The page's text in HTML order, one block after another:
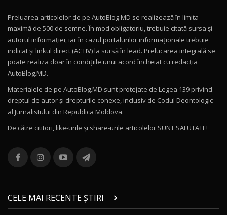
Mercedes-AMG E 53 HYBRID 4MATIC+ / Test
Drive AutoBlog.MD
16:27
11
Noul Volvo ES90 / Test Drive AutoBlog.MD
12
Noul MG HS / Test Drive AutoBlog.MD
16:48
13
combină aventura cu luxul / AutoBlog.MD
36:08
chinez care face lumea să se întoarcă după el
/ AutoBlog.MD
17:27
Preluarea articolelor de pe AutoBlog.MD se realizează în limita
maximă de 500 de semne. În mod obligatoriu, trebuie citată sursa și
autorul informației, iar în cazul portalurilor informaționale trebuie
indicat și linkul direct (ACTIV) la sursă în lead. Prelucarea integrală se
poate realiza doar în condițiile unui acord încheiat cu redacţia
AutoBlog.MD.
Materialele de pe AutoBlog.MD sunt protejate de Legea 139 privind
dreptul de autor și drepturile conexe, inclusiv de Codul Deontologic
al Jurnalistului din Republica Moldova.
De către cititori, like-urile şi share-urile articolelor SUNT SALUTATE!
CELE MAI RECENTE ȘTIRI